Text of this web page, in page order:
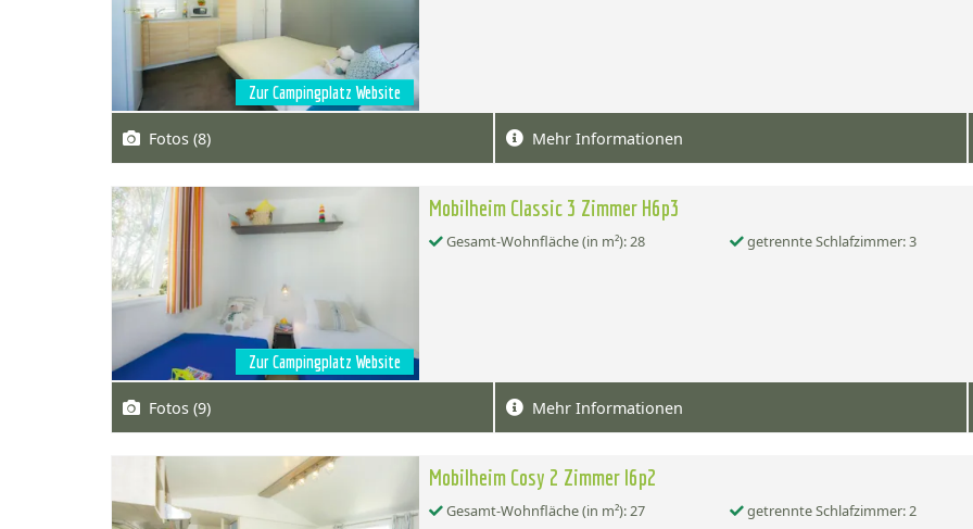
Zur Campingplatz Website
Fotos (8) Mehr Informationen
Zur Campingplatz Website
Mobilheim Classic 3 Zimmer H6p3
Gesamt-Wohnfläche (in m²): 28 getrennte Schlafzimmer: 3
Fotos (9) Mehr Informationen
Mobilheim Cosy 2 Zimmer I6p2
Gesamt-Wohnfläche (in m²): 27 getrennte Schlafzimmer: 2